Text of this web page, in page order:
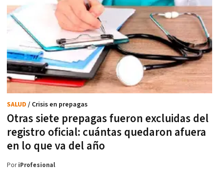
Otras siete prepagas fueron excluidas del
registro oficial: cuántas quedaron afuera
en lo que va del año
SALUD / Crisis en prepagas
PoriProfesional